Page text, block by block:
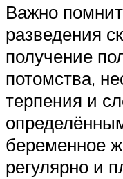
Важно
разведения
получение
потомства,
терпения и
беременное
регулярно и